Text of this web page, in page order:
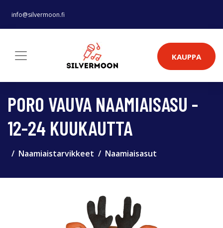
info@silvermoon.fi
KAUPPA
PORO VAUVA NAAMIAISASU -
12-24 KUUKAUTTA
Naamiaistarvikkeet Naamiaisasut